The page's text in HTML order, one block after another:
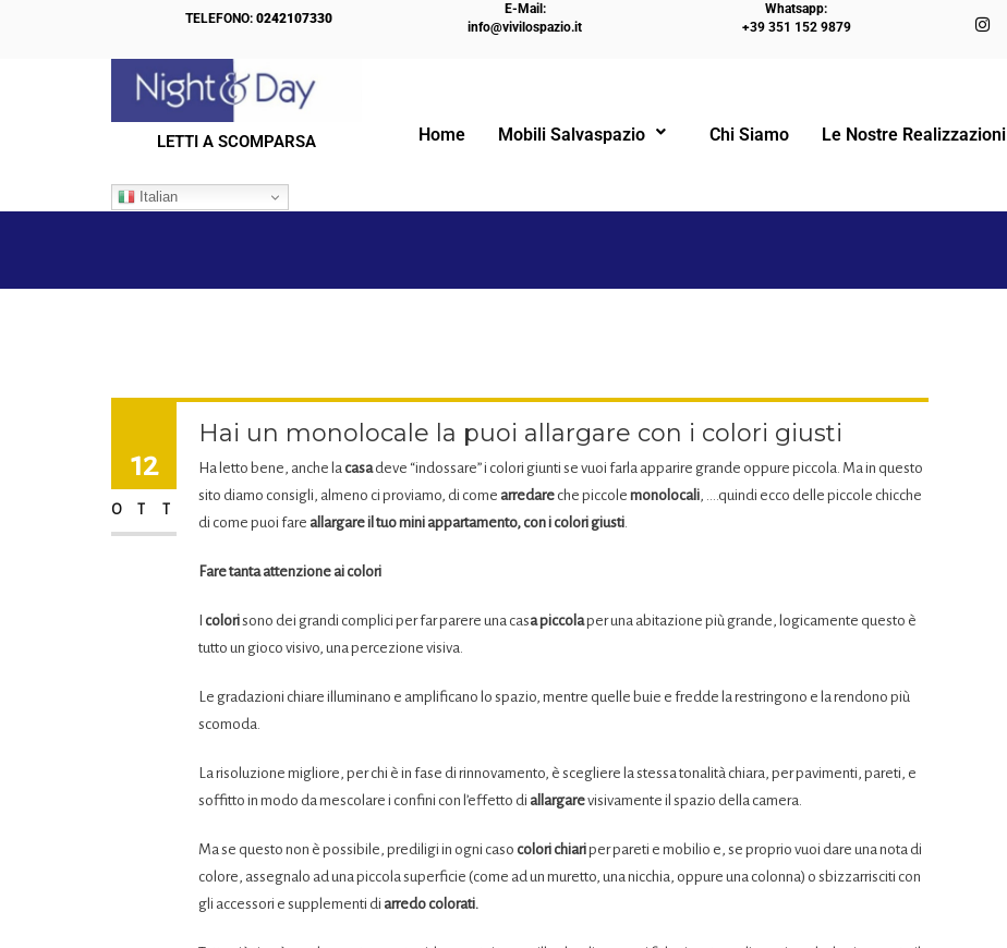
TELEFONO:0242107330
E-Mail:
info@vivilospazio.it
Whatsapp:
+39 351 152 9879
LETTI A SCOMPARSA
Italian
Home Mobili Salvaspazio Chi Siamo Le Nostre Realizzazioni
IL NOSTRO BLOG!
12
OTT
Hai un monolocale la puoi allargare con i colori giusti
Ha letto bene, anche la casadeve “indossare” i colori giunti se vuoi farla apparire grande oppure piccola. Ma in questo
sito diamo consigli, almeno ci proviamo, di come arredare che piccole monolocali, ….quindi ecco delle piccole chicche
di come puoi fare allargare il tuo mini appartamento, con i colori giusti.
Fare tanta attenzione ai colori
colorisono dei grandi complici per far parere una casa piccolaper una abitazione più grande, logicamente questo è
tutto un gioco visivo, una percezione visiva.
Le gradazioni chiare illuminano e amplificano lo spazio, mentre quelle buie e fredde la restringono e la rendono più
scomoda.
La risoluzione migliore, per chi è in fase di rinnovamento, è scegliere la stessa tonalità chiara, per pavimenti, pareti, e
soffitto in modo da mescolare i confini con l’effetto di allargarevisivamente il spazio della camera.
Ma se questo non è possibile, prediligi in ogni caso colori chiariper pareti e mobilio e, se proprio vuoi dare una nota di
colore, assegnalo ad una piccola superficie (come ad un muretto, una nicchia, oppure una colonna) o sbizzarrisciti con
gli accessori e supplementi di arredo colorati.